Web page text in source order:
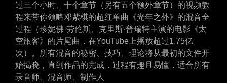
过三个小时、十个章节（另有五个额外章节）的视频教
程来带你领略邓紫棋的超红单曲《光年之外》的混音全
过程（珍妮佛·劳伦斯、克里斯·普瑞特主演的电影《太
空旅客》的片尾曲，在YouTube上播放超过1.75亿
次）。所有混音的秘密、技巧、理论将从最初的文件开
始揭晓，直到作品的完成，过程有趣且易懂，适合所有
录音师、混音师、制作人